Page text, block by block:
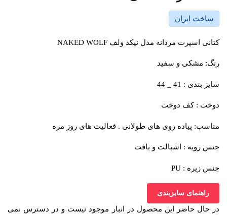
ساخت ایران
کتانی اسپرت مردانه مدل نیکد ولف NAKED WOLF
رنگ: مشکی و سفید
سایز بندی : 41 _ 44
دوخت : کف دوخت
مناسب: پیاده روی های طولانی . فعالیت های روز مره
جنس رویه : اشبالت و بافت
جنس زیره : PU
راهنمای سایزبندی
در حال حاضر این محصول در انبار موجود نیست و در دسترس نمی